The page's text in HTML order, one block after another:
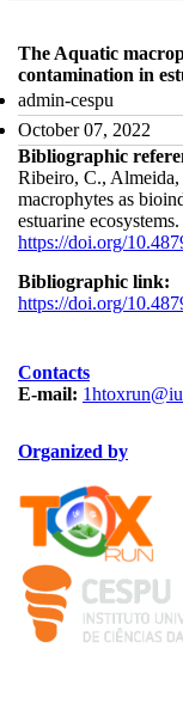
The Aquatic
contamination in
admin-cespu
October 07, 2022
Bibliographic
Ribeiro, C.,
macrophytes as
estuarine
https://doi.org/
Bibliographic link:
https://doi.org/
Contacts
E-mail:
Organized by
logo_iucs_cor.png